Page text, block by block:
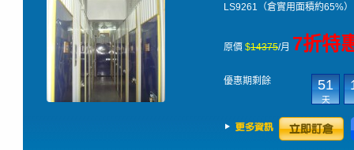
LS9261（倉實用面積約65%）
原價 $14375/月 7折特
優惠期剩餘 51
天